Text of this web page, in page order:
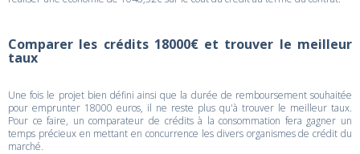
Comparer les crédits 18000€ et trouver le meilleur
taux
Une fois le projet bien défini ainsi que la durée de remboursement souhaitée
pour emprunter 18000 euros, il ne reste plus qu'à trouver le meilleur taux.
Pour ce faire, un comparateur de crédits à la consommation fera gagner un
temps précieux en mettant en concurrence les divers organismes de crédit du
marché.